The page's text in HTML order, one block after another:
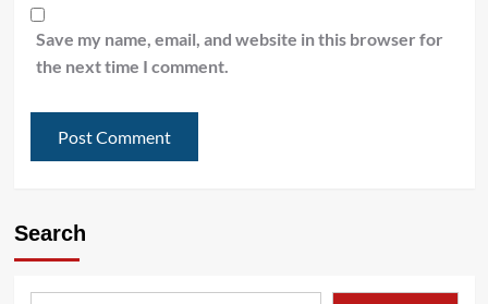
Save my name, email, and website in this browser for
the next time I comment.
Search